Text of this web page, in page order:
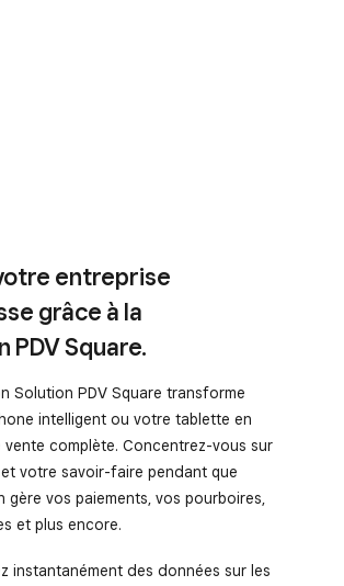
entreprise
grâce à la
PDV Square.
Solution PDV Square transforme
intelligent ou votre tablette en
complète. Concentrez-vous sur
votre savoir-faire pendant que
gère vos paiements, vos pourboires,
et plus encore.
instantanément des données sur les